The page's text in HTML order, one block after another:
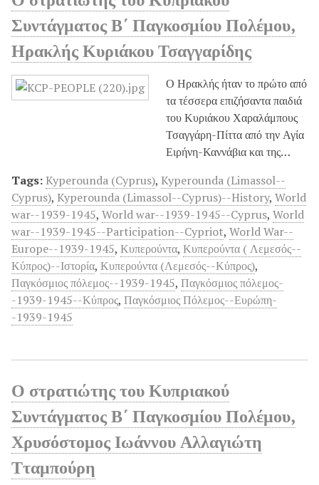
Συντάγματος Β΄ Παγκοσμίου Πολέμου,
Ηρακλής Κυριάκου Τσαγγαρίδης
Ο Ηρακλής ήταν το πρώτο από
τα τέσσερα επιζήσαντα παιδιά
του Κυριάκου Χαραλάμπους
Τσαγγάρη-Πίττα από την Αγία
Ειρήνη-Καννάβια και της…
Tags: Kyperounda (Cyprus), Kyperounda (Limassol--
Cyprus), Kyperounda (Limassol--Cyprus)--History, World
war--1939-1945, World war--1939-1945--Cyprus, World
war--1939-1945--Participation--Cypriot, World War--
Europe--1939-1945, Κυπερούντα, Κυπερούντα ( Λεμεσός--
Κύπρος)--Ιστορία, Κυπερούντα (Λεμεσός--Κύπρος),
Παγκόσμιος πόλεμος--1939-1945, Παγκόσμιος πόλεμος-
-1939-1945--Κύπρος, Παγκόσμιος Πόλεμος--Ευρώπη-
-1939-1945
Ο στρατιώτης του Κυπριακού
Συντάγματος Β΄ Παγκοσμίου Πολέμου,
Χρυσόστομος Ιωάννου Αλλαγιώτη
Τταμπούρη